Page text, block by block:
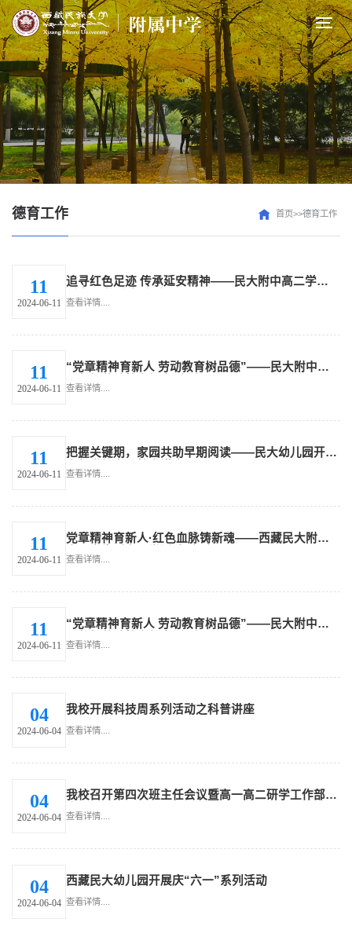
德育工作 首页>>德育工作
11
2024-06-11
追寻红色足迹 传承延安精神——民大附中高二学生
查看详情....
11
2024-06-11
“党章精神育新人 劳动教育树品德”——民大附中高
查看详情....
11
2024-06-11
把握关键期，家园共助早期阅读——民大幼儿园开展
查看详情....
11
2024-06-11
党章精神育新人·红色血脉铸新魂——西藏民大附中
查看详情....
11
2024-06-11
“党章精神育新人 劳动教育树品德”——民大附中高
查看详情....
04
2024-06-04
我校开展科技周系列活动之科普讲座
查看详情....
04
2024-06-04
我校召开第四次班主任会议暨高一高二研学工作部署
查看详情....
04
2024-06-04
西藏民大幼儿园开展庆“六一”系列活动
查看详情....